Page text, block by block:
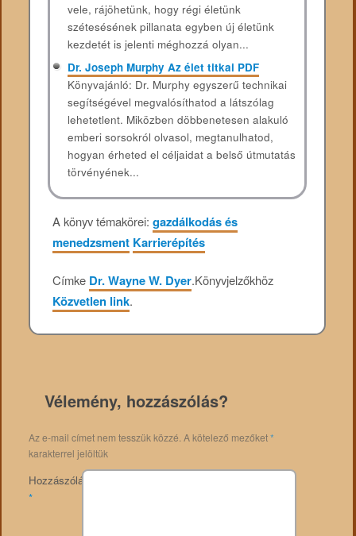
vele, rájöhetünk, hogy régi életünk
szétesésének pillanata egyben új életünk
kezdetét is jelenti méghozzá olyan...
Dr. Joseph Murphy Az élet titkai PDF
Könyvajánló: Dr. Murphy egyszerű technikai
segítségével megvalósíthatod a látszólag
lehetetlent. Miközben döbbenetesen alakuló
emberi sorsokról olvasol, megtanulhatod,
hogyan érheted el céljaidat a belső útmutatás
törvényének...
A könyv témakörei:gazdálkodás és
menedzsment Karrierépítés
Címke Dr. Wayne W. Dyer.Könyvjelzőkhöz
Közvetlen link.
Vélemény, hozzászólás?
Az e-mail címet nem tesszük közzé.A kötelező mezőket*
karakterrel jelöltük
Hozzászólás
*